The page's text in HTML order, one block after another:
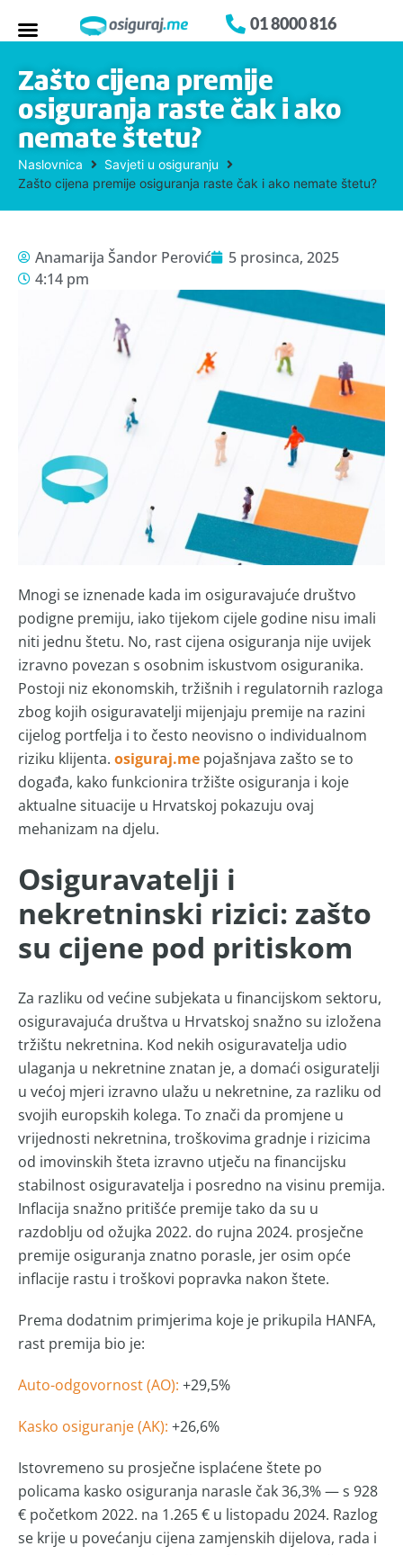
01 8000 816
Naslovnica
Savjeti u osiguranju
Zašto cijena premije osiguranja raste čak i ako nemate štetu?
Zašto cijena premije
osiguranja raste čak i ako
nemate štetu?
Anamarija Šandor Perović
5 prosinca, 2025
4:14 pm
Mnogi se iznenade kada im osiguravajuće društvo
podigne premiju, iako tijekom cijele godine nisu imali
niti jednu štetu. No, rast cijena osiguranja nije uvijek
izravno povezan s osobnim iskustvom osiguranika.
Postoji niz ekonomskih, tržišnih i regulatornih razloga
zbog kojih osiguravatelji mijenjaju premije na razini
cijelog portfelja i to često neovisno o individualnom
riziku klijenta. osiguraj.me pojašnjava zašto se to
događa, kako funkcionira tržište osiguranja i koje
aktualne situacije u Hrvatskoj pokazuju ovaj
mehanizam na djelu.
Osiguravatelji i
nekretninski rizici: zašto
su cijene pod pritiskom
Za razliku od većine subjekata u financijskom sektoru,
osiguravajuća društva u Hrvatskoj snažno su izložena
tržištu nekretnina. Kod nekih osiguravatelja udio
ulaganja u nekretnine znatan je, a domaći osiguratelji
u većoj mjeri izravno ulažu u nekretnine, za razliku od
svojih europskih kolega. To znači da promjene u
vrijednosti nekretnina, troškovima gradnje i rizicima
od imovinskih šteta izravno utječu na financijsku
stabilnost osiguravatelja i posredno na visinu premija.
Inflacija snažno pritišće premije tako da su u
razdoblju od ožujka 2022. do rujna 2024. prosječne
premije osiguranja znatno porasle, jer osim opće
inflacije rastu i troškovi popravka nakon štete.
Prema dodatnim primjerima koje je prikupila HANFA,
rast premija bio je:
Auto-odgovornost (AO): +29,5%
Kasko osiguranje (AK): +26,6%
Istovremeno su prosječne isplaćene štete po
policama kasko osiguranja narasle čak 36,3% — s 928
€ početkom 2022. na 1.265 € u listopadu 2024. Razlog
se krije u povećanju cijena zamjenskih dijelova, rada i